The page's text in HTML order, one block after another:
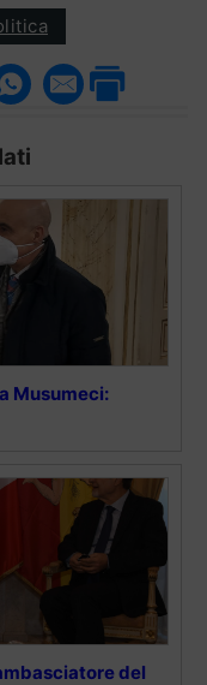
Musumeci:
del